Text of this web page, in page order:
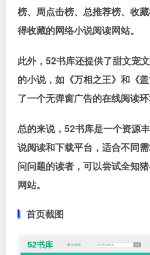
榜、周点击榜、总推荐榜、收
得收藏的网络小说阅读网站。
此外，52书库还提供了甜文宠
的小说，如《万相之王》和《
了一个无弹窗广告的在线阅读环
总的来说，52书库是一个资源
说阅读和下载平台，适合不同
问问题的读者，可以尝试全知
网站。
首页截图